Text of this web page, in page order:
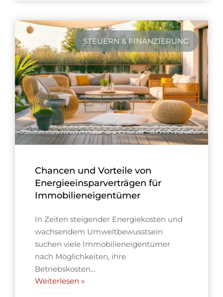
STEUERN & FINANZIERUNG
Chancen und Vorteile von
Energieeinsparverträgen für
Immobilieneigentümer
In Zeiten steigender Energiekosten und
wachsendem Umweltbewusstsein
suchen viele Immobilieneigentümer
nach Möglichkeiten, ihre
Betriebskosten…
Weiterlesen »